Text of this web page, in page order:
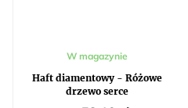
Haft diamentowy - Różowe
drzewo serce
Średnia
ocena
produktu
wynosi
5,0
W magazynie